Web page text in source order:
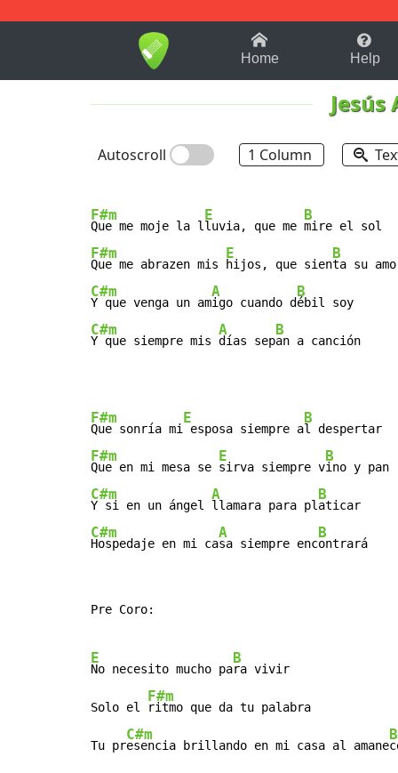
1-9 B
Home Help
Autoscroll 1 Column
F#m
Que me moje la l
E
luvia, que me
B
F#m
Que me abrazen mis
E
hijos, que sien
B
C#m
Y que venga un am
A
igo cuando d
B
C#m
Y que siempre mis
A
días sep
B
an a canción
F#m
Que sonría mi
E
esposa siempre a
B
F#m
Que en mi mesa se
E
sirva siempre v
B
C#m
Y si en un ángel
A
llamara para pl
B
C#m
Hospedaje en mi ca
A
sa siempre enc
B
ontrará
Pre Coro:
E
No necesito mucho pa
B
ra vivir
Solo el
F#m
ritmo que da tu palabra
Tu pr
C#m
esencia brillando en mi casa al amane
B